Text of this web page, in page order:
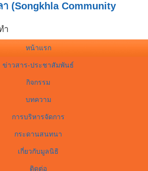
(Songkhla Community
ำ
หน้าแรก
ข่าวสาร-ประชาสัมพันธ์
กิจกรรม
บทความ
การบริหารจัดการ
กระดานสนทนา
เกี่ยวกับมูลนิธิ
ติดต่อ